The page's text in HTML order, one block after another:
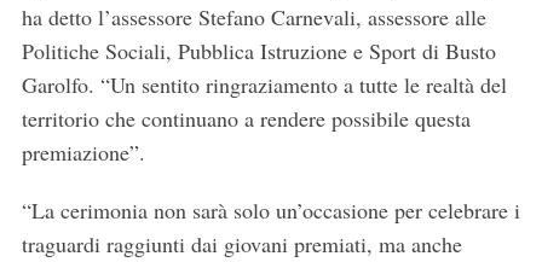
ha detto l’assessore Stefano Carnevali, assessore alle
Politiche Sociali, Pubblica Istruzione e Sport di Busto
Garolfo. “Un sentito ringraziamento a tutte le realtà del
territorio che continuano a rendere possibile questa
premiazione”.
“La cerimonia non sarà solo un’occasione per celebrare i
traguardi raggiunti dai giovani premiati, ma anche